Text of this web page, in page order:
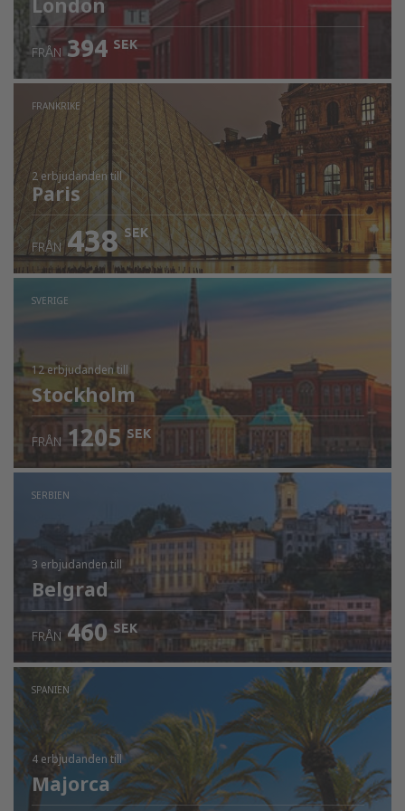
London
FRÅN 394 SEK
FRANKRIKE
2 erbjudanden till
Paris
FRÅN 438 SEK
SVERIGE
12 erbjudandentill
Stockholm
FRÅN 1205 SEK
SERBIEN
3 erbjudandentill
Belgrad
FRÅN 460 SEK
SPANIEN
4 erbjudandentill
Majorca